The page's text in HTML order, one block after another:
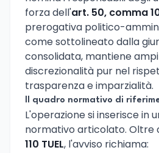
forza dell'art. 50, comma
prerogativa politico-
come sottolineato dalla
consolidata, mantiene
discrezionalità pur nel
trasparenza e imparzialità.
Il quadro normativo di
L'operazione si inserisce in
normativo articolato. Oltre
110 TUEL, l'avviso richiama: